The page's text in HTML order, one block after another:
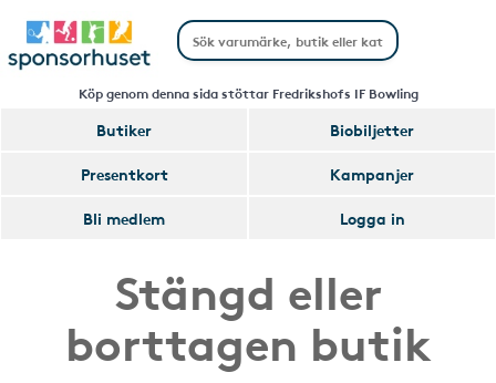
Köp genom denna sida stöttar Fredrikshofs IF Bowling
Butiker
Biobiljetter
Presentkort
Kampanjer
Bli medlem
Logga in
Stängd eller
borttagen butik